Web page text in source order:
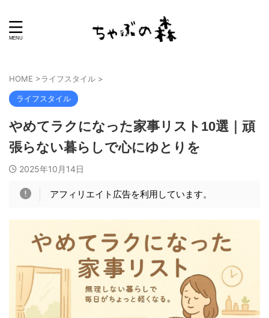
HOME >ライフスタイル >
ライフスタイル
やめてラクになった家事リスト10選｜頑
張らない暮らしで心にゆとりを
2025年10月14日
アフィリエイト広告を利用しています。